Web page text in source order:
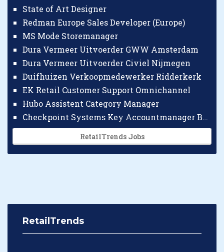
State of Art Designer
Redman Europe Sales Developer (Europe)
MS Mode Storemanager
Dura Vermeer Uitvoerder GWW Amsterdam
Dura Vermeer Uitvoerder Civiel Nijmegen
Duifhuizen Verkoopmedewerker Ridderkerk
EK Retail Customer Support Omnichannel
Hubo Assistent Category Manager
Checkpoint Systems Key Accountmanager Benelux
RetailTrends Jobs
RetailTrends